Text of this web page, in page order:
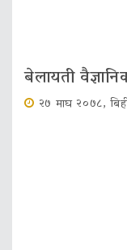
बेलायती
२७ माघ २०७८,